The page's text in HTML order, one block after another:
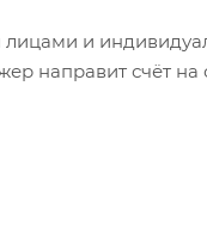
лицами и
направит счёт на